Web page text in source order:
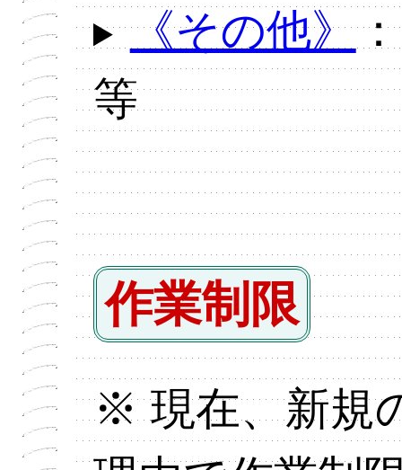
《その他》
等
作業制限
※ 現在、新規